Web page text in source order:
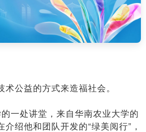
术公益的方式来造福社会。
一处讲堂，来自华南农业大学的
绍他和团队开发的“绿美阅行”，